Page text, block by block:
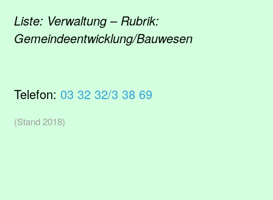
Liste: Verwaltung – Rubrik:
Gemeindeentwicklung/Bauwesen
Telefon: 03 32 32/3 38 69
(Stand 2018)